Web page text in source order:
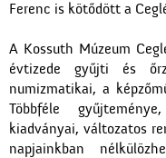
Ferenc is kötődött a
A Kossuth Múzeum
évtizede gyűjti és
numizmatikai, a
Többféle
kiadványai, változatos
napjainkban